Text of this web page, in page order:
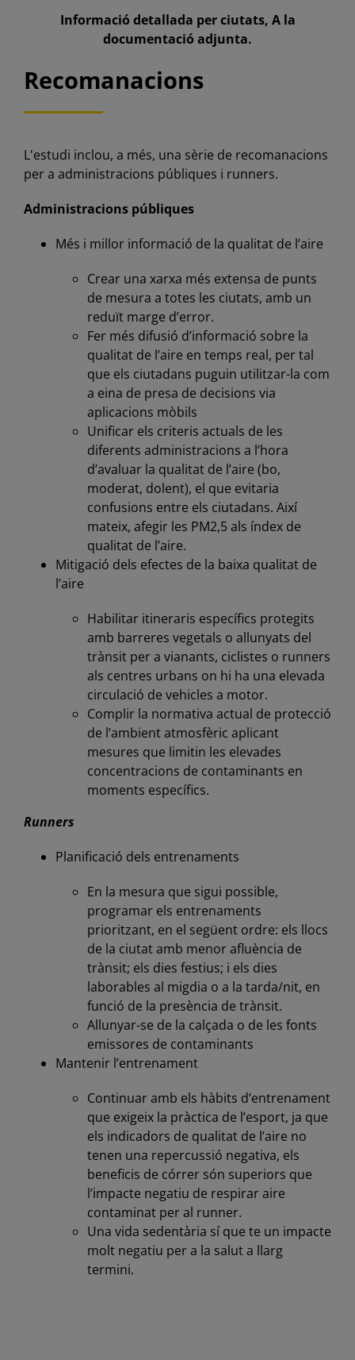
Informació detallada per ciutats, A la
documentació adjunta.
Recomanacions
L'estudi inclou, a més, una sèrie de recomanacions
per a administracions públiques i runners.
Administracions públiques
Més i millor informació de la qualitat de l’aire
Crear una xarxa més extensa de punts
de mesura a totes les ciutats, amb un
reduït marge d’error.
Fer més difusió d’informació sobre la
qualitat de l’aire en temps real, per tal
que els ciutadans puguin utilitzar-la com
a eina de presa de decisions via
aplicacions mòbils
Unificar els criteris actuals de les
diferents administracions a l’hora
d’avaluar la qualitat de l’aire (bo,
moderat, dolent), el que evitaria
confusions entre els ciutadans. Així
mateix, afegir les PM2,5 als índex de
qualitat de l’aire.
Mitigació dels efectes de la baixa qualitat de
l’aire
Habilitar itineraris específics protegits
amb barreres vegetals o allunyats del
trànsit per a vianants, ciclistes o runners
als centres urbans on hi ha una elevada
circulació de vehicles a motor.
Complir la normativa actual de protecció
de l’ambient atmosfèric aplicant
mesures que limitin les elevades
concentracions de contaminants en
moments específics.
Runners
Planificació dels entrenaments
En la mesura que sigui possible,
programar els entrenaments
prioritzant, en el següent ordre: els llocs
de la ciutat amb menor afluència de
trànsit; els dies festius; i els dies
laborables al migdia o a la tarda/nit, en
funció de la presència de trànsit.
Allunyar-se de la calçada o de les fonts
emissores de contaminants
Mantenir l’entrenament
Continuar amb els hàbits d’entrenament
que exigeix la pràctica de l’esport, ja que
els indicadors de qualitat de l’aire no
tenen una repercussió negativa, els
beneficis de córrer són superiors que
l’impacte negatiu de respirar aire
contaminat per al runner.
Una vida sedentària sí que te un impacte
molt negatiu per a la salut a llarg
termini.